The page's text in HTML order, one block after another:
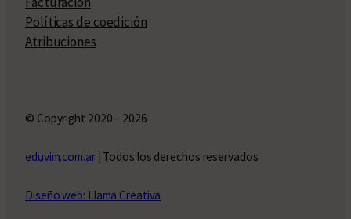
Políticas de coedición
Atribuciones
© Copyright 2020 – 2026
eduvim.com.ar| Todos los derechos reservados
Diseño web: Llama Creativa